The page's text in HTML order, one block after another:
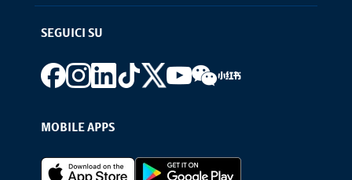
SEGUICI SU
Footer social
MOBILE APPS
Footer Apps